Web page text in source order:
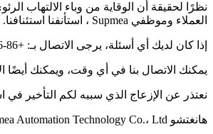
نظرًا لحقيقة أن الوقاية من وباء الالتهاب
العملاء وموظفي Supmea ، استأنفنا استئنافنا. سيتم تعديل العمل حتى 10 فبراير.
إذا كان لديك أي أسئلة، يرجى الاتصال بـ: +86-15867127446، البريد الإلكتروني: info@supmea.com.
يمكنك الاتصال بنا في أي وقت، ويمكنك أيضًا
نعتذر عن الإزعاج الذي سببه لكم التأخير في
هانغتشو Supmea Automation Technology Co.، Ltd.